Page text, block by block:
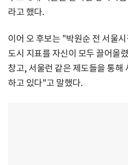
라고 했다.
이어 오 후보는 "박원순 전 서울
도시 지표를 자신이 모두 끌어올
창고, 서울런 같은 제도들을 통해
하고 있다"고 말했다.